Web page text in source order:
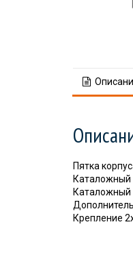
Пятка
Каталожный
Каталожный
Крепление